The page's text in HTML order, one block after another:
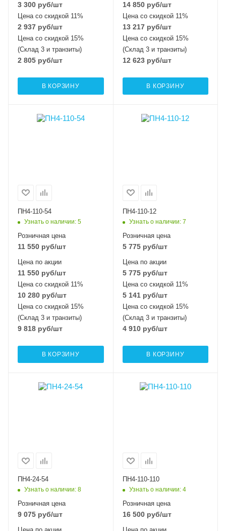
3 300 руб/шт
Цена со скидкой 11%
2 937 руб/шт
Цена со скидкой 15%
(Склад 3 и транзиты)
2 805 руб/шт
В КОРЗИНУ
14 850руб/шт
Цена со скидкой 11%
13 217руб/шт
Цена со скидкой 15%
(Склад 3 и транзиты)
12 623руб/шт
В КОРЗИНУ
ПН4-110-54
Узнать о наличии: 5
Розничная цена
11 550 руб/шт
Цена по акции
11 550 руб/шт
Цена со скидкой 11%
10 280 руб/шт
Цена со скидкой 15%
(Склад 3 и транзиты)
9 818 руб/шт
В КОРЗИНУ
ПН4-110-12
Узнать о наличии: 7
Розничная цена
5 775руб/шт
Цена по акции
5 775руб/шт
Цена со скидкой 11%
5 141руб/шт
Цена со скидкой 15%
(Склад 3 и транзиты)
4 910руб/шт
В КОРЗИНУ
ПН4-24-54
Узнать о наличии: 8
Розничная цена
9 075 руб/шт
ПН4-110-110
Узнать о наличии: 4
Розничная цена
16 500руб/шт